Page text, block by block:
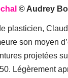
© Audrey
plasticien,
son moyen
projetées
Légèrement